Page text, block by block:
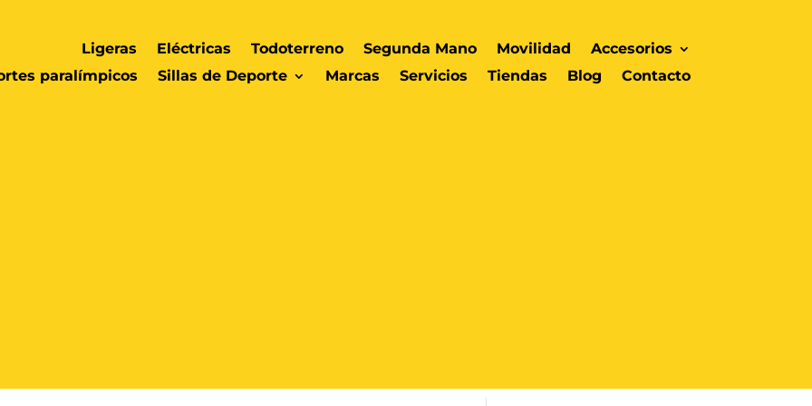
Ligeras Eléctricas Todoterreno Segunda Mano Movilidad
Accesorios
paralímpicos
Sillas de Deporte Marcas Servicios Tiendas Blog Contacto